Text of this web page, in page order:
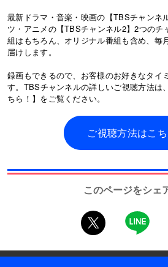
最新ドラマ・音楽・映画の【TBSチャンネ
ツ・アニメの【TBSチャンネル2】2つのチ
組はもちろん、オリジナル番組も含め、毎
届けします。
録画もできるので、お客様のお好きなタイ
す。TBSチャンネルの詳しいご視聴方法は
ちら！】をご覧ください。
ご視聴方法はこち
このページをシェ
twitter